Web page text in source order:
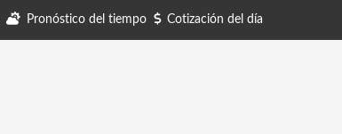
Pronóstico del tiempo Cotización del día